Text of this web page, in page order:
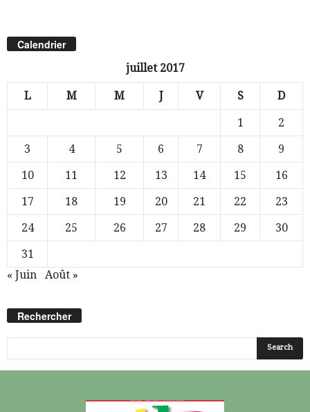
Calendrier
juillet 2017
L M M J V S D
1
2
3
4 5 6 7 8
9
10
11 12 13 14 15
16
17
18 19 20 21 22
23
24
25 26 27 28 29
30
31
« Juin
Août »
Rechercher